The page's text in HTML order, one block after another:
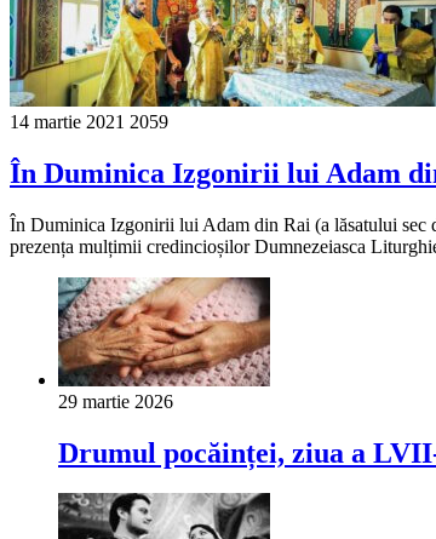
14 martie 2021 2059
În Duminica Izgonirii lui Adam
În Duminica Izgonirii lui Adam din Rai (a lăsatului sec
prezența mulțimii credincioșilor Dumnezeiasca
29 martie 2026
Drumul pocăinței, ziua a